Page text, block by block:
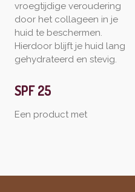
vroegtijdige veroudering
door het collageen in je
huid te beschermen.
Hierdoor blijft je huid lang
gehydrateerd en stevig.
SPF 25
Een product met